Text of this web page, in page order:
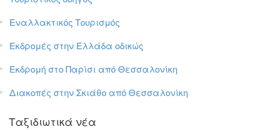
Εναλλακτικός Τουρισμός
Εκδρομές στην Ελλάδα οδικώς
Εκδρομή στο Παρίσι από Θεσσαλονίκη
Διακοπές στην Σκιάθο από Θεσσαλονίκη
Ταξιδιωτικά νέα